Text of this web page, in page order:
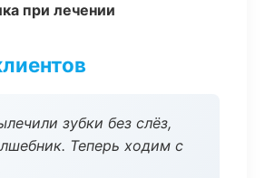
при лечении
зубки без слёз,
Теперь ходим с